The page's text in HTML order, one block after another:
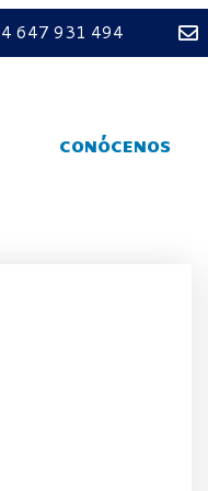
647 931 494
CONÓCENOS